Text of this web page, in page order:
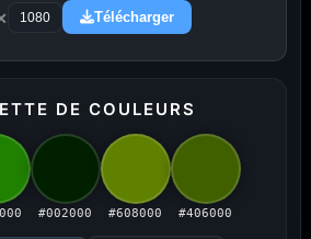
La destination ultime
Télécharger
DE COULEURS
#002000 #608000 #406000